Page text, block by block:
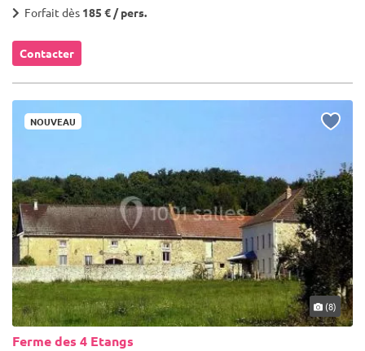
Forfait dès 185 € / pers.
Contacter
NOUVEAU
(8)
Ferme des 4 Etangs